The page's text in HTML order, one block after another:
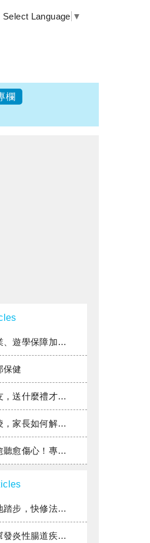
Select Language ▼
欄
期逐夢」專案加碼遠距醫療與緊急救援
保健
送什麼禮才好？
家長如何解圍？
專家教你挑對療傷情歌
法讓病人自主決定善終
？治療進展與健保給付困境一次看